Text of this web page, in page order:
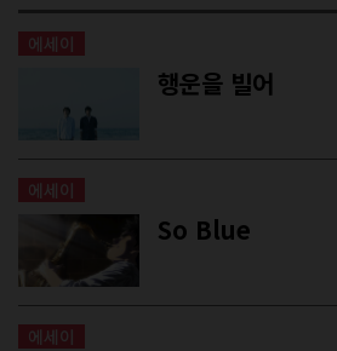
에세이
행운을 빌어
에세이
So Blue
에세이